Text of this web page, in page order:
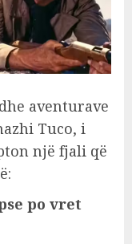
aventurave
Tuco, i
një fjali që
po vret